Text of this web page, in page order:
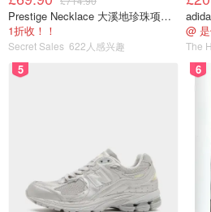
Prestige Necklace 大溪地珍珠项链 10-11mm
1折收！！
Secret Sales 622人感兴趣
@
The
5 6